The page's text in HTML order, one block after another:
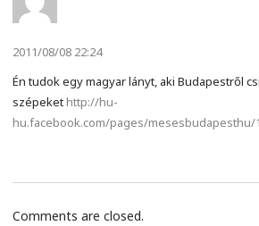
2011/08/08 22:24
Én tudok egy magyar lányt, aki Budapestről
szépekethttp://hu-
hu.facebook.com/pages/mesesbudapesthu/
Comments are closed.